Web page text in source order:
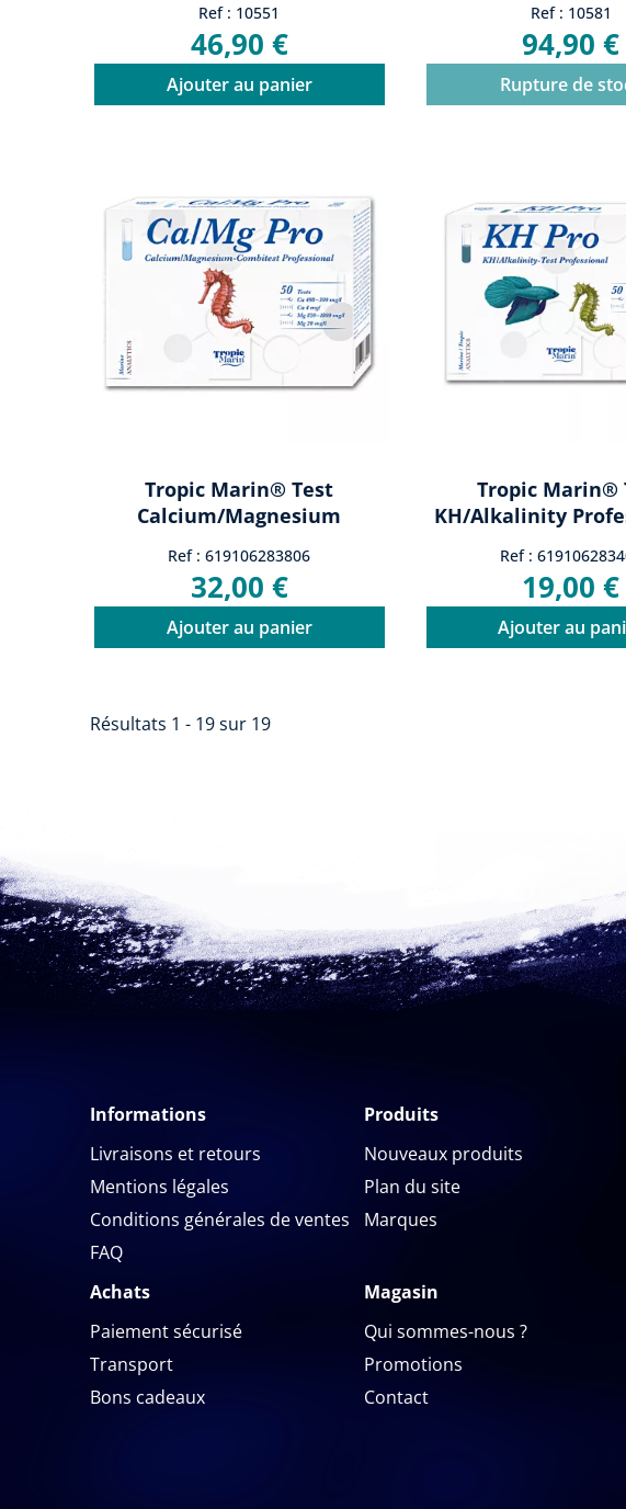
Ref : 10551
46,90 €
Ajouter au panier
Ref : 10581
94,90 €
Rupture de
Tropic Marin® Test
Calcium/Magnesium
Ref : 619106283806
32,00 €
Ajouter au panier
Tropic Marin®
KH/Alkalinity
Ref :
19,00 €
Ajouter au
Résultats 1 - 19 sur 19
Informations
Livraisons et retours
Mentions légales
Conditions générales de ventes
FAQ
Produits
Nouveaux produits
Plan du site
Marques
Achats
Paiement sécurisé
Transport
Bons cadeaux
Magasin
Qui sommes-nous ?
Promotions
Contact